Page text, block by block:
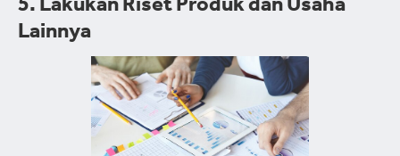
5. Lakukan Riset Produk dan Usaha
Lainnya